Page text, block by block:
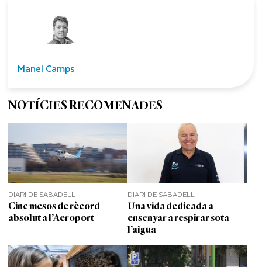
Manel Camps
NOTÍCIES RECOMENADES
DIARI DE SABADELL
Cinc mesos de rècord
absolut a l’Aeroport
DIARI DE SABADELL
Una vida dedicada a
ensenyar a respirar sota
l’aigua